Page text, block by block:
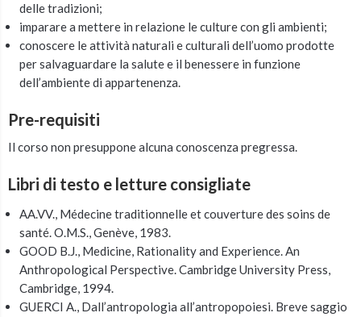
delle tradizioni;
imparare a mettere in relazione le culture con gli ambienti;
conoscere le attività naturali e culturali dell’uomo prodotte
per salvaguardare la salute e il benessere in funzione
dell’ambiente di appartenenza.
Pre-requisiti
Il corso non presuppone alcuna conoscenza pregressa.
Libri di testo e letture consigliate
AA.VV., Médecine traditionnelle et couverture des soins de
santé. O.M.S., Genève, 1983.
GOOD B.J., Medicine, Rationality and Experience. An
Anthropological Perspective. Cambridge University Press,
Cambridge, 1994.
GUERCI A., Dall’antropologia all’antropopoiesi. Breve saggio